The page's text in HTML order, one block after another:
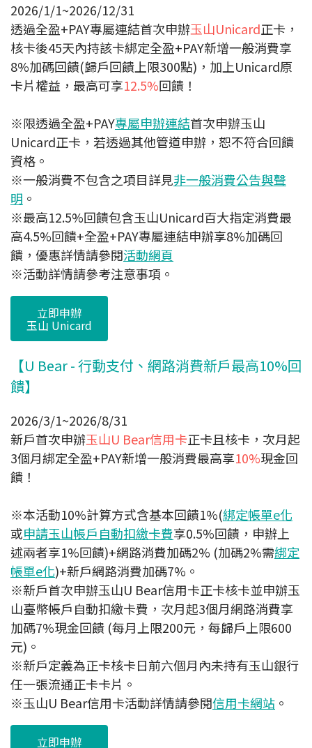
2026/1/1~2026/12/31
透過全盈+PAY專屬連結首次申辦玉山Unicard正卡，
核卡後45天內持該卡綁定全盈+PAY新增一般消費享
8%加碼回饋(歸戶回饋上限300點)，加上Unicard原
卡片權益，最高可享12.5%回饋！
※限透過全盈+PAY專屬申辦連結首次申辦玉山
Unicard正卡，若透過其他管道申辦，恕不符合回饋
資格。
※一般消費不包含之項目詳見非一般消費公告與聲
明 。
※最高12.5%回饋包含玉山Unicard百大指定消費最
高4.5%回饋+全盈+PAY專屬連結申辦享8%加碼回
饋，優惠詳情請參閱活動網頁
※活動詳情請參考注意事項。
立即申辦
玉山 Unicard
【U Bear - 行動支付、網路消費新戶最高10%回
饋】
2026/3/1~2026/8/31
新戶首次申辦玉山U Bear信用卡正卡且核卡，次月起
3個月綁定全盈+PAY新增一般消費最高享10%現金回
饋！
※本活動10%計算方式含基本回饋1%(綁定帳單e化
或申請玉山帳戶自動扣繳卡費享0.5%回饋，申辦上
述兩者享1%回饋)+網路消費加碼2% (加碼2%需綁定
帳單e化)+新戶網路消費加碼7%。
※新戶首次申辦玉山U Bear信用卡正卡核卡並申辦玉
山臺幣帳戶自動扣繳卡費，次月起3個月網路消費享
加碼7%現金回饋 (每月上限200元，每歸戶上限600
元)。
※新戶定義為正卡核卡日前六個月內未持有玉山銀行
任一張流通正卡卡片。
※玉山U Bear信用卡活動詳情請參閱信用卡網站 。
立即申辦